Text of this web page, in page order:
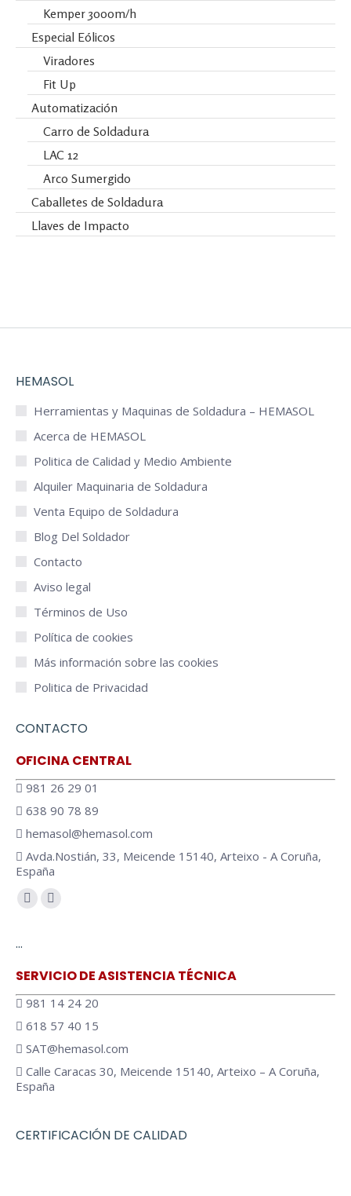
Kemper 3000m/h
Especial Eólicos
Viradores
Fit Up
Automatización
Carro de Soldadura
LAC 12
Arco Sumergido
Caballetes de Soldadura
Llaves de Impacto
HEMASOL
Herramientas y Maquinas de Soldadura – HEMASOL
Acerca de HEMASOL
Politica de Calidad y Medio Ambiente
Alquiler Maquinaria de Soldadura
Venta Equipo de Soldadura
Blog Del Soldador
Contacto
Aviso legal
Términos de Uso
Política de cookies
Más información sobre las cookies
Politica de Privacidad
CONTACTO
OFICINA CENTRAL
981 26 29 01
638 90 78 89
hemasol@hemasol.com
Avda.Nostián, 33, Meicende 15140, Arteixo - A Coruña,
España
Encuéntranos en:
…
SERVICIO DE ASISTENCIA TÉCNICA
981 14 24 20
618 57 40 15
SAT@hemasol.com
Calle Caracas 30, Meicende 15140, Arteixo – A Coruña,
España
CERTIFICACIÓN DE CALIDAD